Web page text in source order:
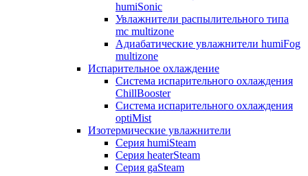
humiSonic
Увлажнители распылительного типа
mc multizone
Адиабатические увлажнители humiFog
multizone
Испарительное охлаждение
Система испарительного охлаждения
ChillBooster
Система испарительного охлаждения
optiMist
Изотермические увлажнители
Серия humiSteam
Серия heaterSteam
Серия gaSteam